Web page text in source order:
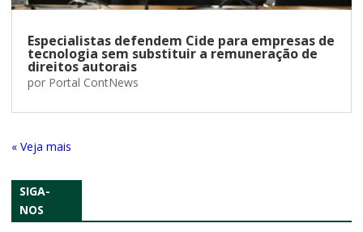
Especialistas defendem Cide para empresas de
tecnologia sem substituir a remuneração de
direitos autorais
por Portal ContNews
« Entradas Antigas
SIGA-
NOS